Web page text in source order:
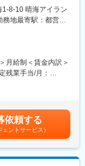
」を自社開発し
ンド双方に関与し
る「フルスタック
化など、新規開発
術で形にしていた
イラン
地最寄駅：都営大
変更の範囲：会社
月給制＜賃金内訳＞
残業手当/月：
り決定します。※年
価：年2回※評価に応
額であり、選考を
)は固定手当を含めた
依頼する
ェントサービス）